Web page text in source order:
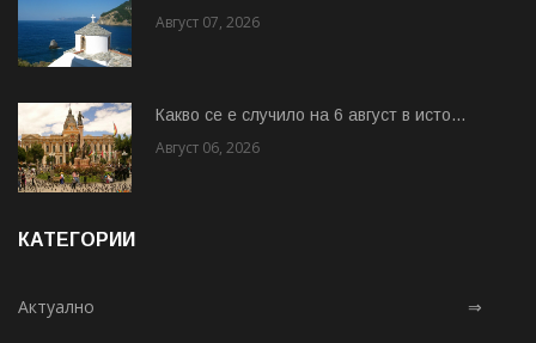
Август 07, 2026
Какво се е случило на 6 август в исто...
Август 06, 2026
КАТЕГОРИИ
Актуално ⇒